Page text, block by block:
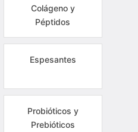
Colágeno y
Péptidos
Espesantes
Probióticos y
Prebióticos